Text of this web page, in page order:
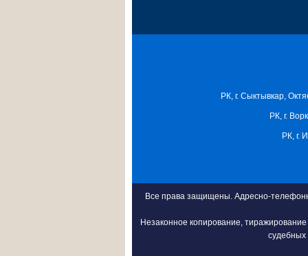
РК, г. Сыктывкар,
РК, г.
РК, г.
Все права защищены. Адресно-
Незаконное копирование,
судебных